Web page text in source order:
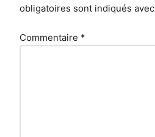
obligatoires sont indiqués avec
Commentaire *